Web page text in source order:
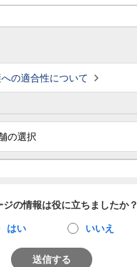
の適合性について
の選択
ジの情報は役に立ちましたか？
はい いいえ
送信する